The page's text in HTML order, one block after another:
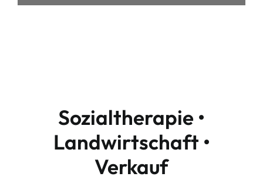
Sozialtherapie •
Landwirtschaft •
Verkauf